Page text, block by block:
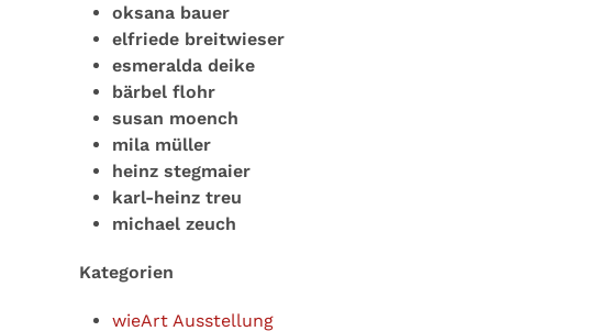
oksana bauer
elfriede breitwieser
esmeralda deike
bärbel flohr
susan moench
mila müller
heinz stegmaier
karl-heinz treu
michael zeuch
Kategorien
wieArt Ausstellung